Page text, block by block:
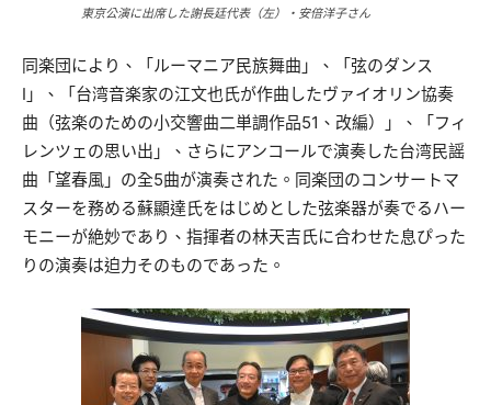
東京公演に出席した謝長廷代表（左）・安倍洋子さん
同楽団により、「ルーマニア民族舞曲」、「弦のダンス
Ⅰ」、「台湾音楽家の江文也氏が作曲したヴァイオリン協奏
曲（弦楽のための小交響曲二単調作品51、改編）」、「フィ
レンツェの思い出」、さらにアンコールで演奏した台湾民謡
曲「望春風」の全5曲が演奏された。同楽団のコンサートマ
スターを務める蘇顯達氏をはじめとした弦楽器が奏でるハー
モニーが絶妙であり、指揮者の林天吉氏に合わせた息ぴった
りの演奏は迫力そのものであった。